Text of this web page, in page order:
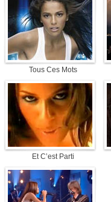
Tous Ces Mots
Et C’est Parti